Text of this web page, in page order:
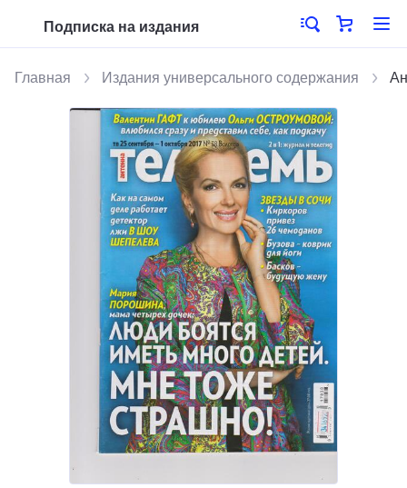
Подписка на издания
Главная Издания универсального содержания